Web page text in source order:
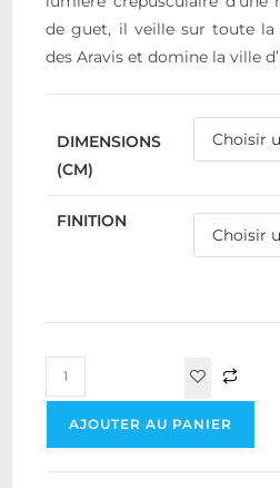
de guet, il veille sur toute
des Aravis et domine la ville
DIMENSIONS
(CM)
FINITION
AJOUTER AU PANIER